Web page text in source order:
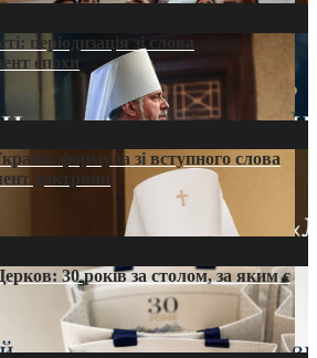
періодизація зі слова
епохи
формула зі вступного слова
доктрини
30 років за столом, за яким є